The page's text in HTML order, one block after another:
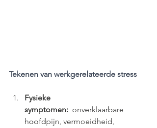
Tekenen van werkgerelateerde stress
Fysieke
symptomen: onverklaarbare
hoofdpijn, vermoeidheid,